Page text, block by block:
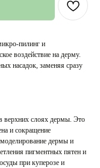
пилинг и
воздействие на дерму.
насадок, заменяя сразу
верхних слоях дермы. Это
и сокращение
дермы и
пигментных пятен и
при куперозе и